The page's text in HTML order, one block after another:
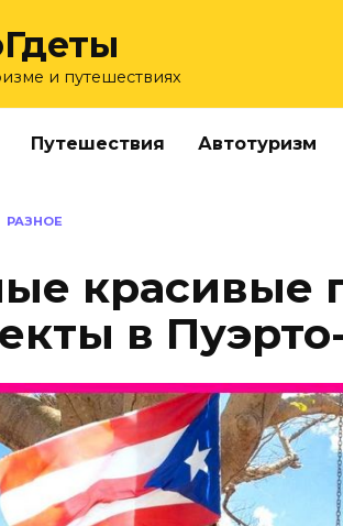
и путешествиях
Путешествия Автотуризм
РАЗНОЕ
красивые
в